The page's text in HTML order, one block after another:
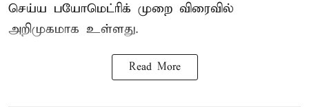
செய்ய பயோமெட்ரிக் முறை விரைவில்
அறிமுகமாக உள்ளது.
Read More